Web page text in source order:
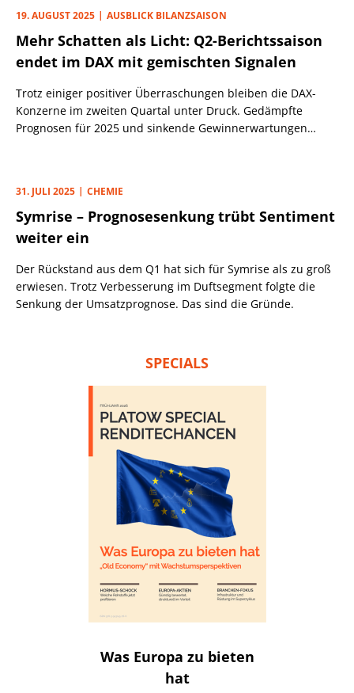
19. AUGUST 2025 AUSBLICK BILANZSAISON
Mehr Schatten als Licht: Q2-Berichtssaison
endet im DAX mit gemischten Signalen
Trotz einiger positiver Überraschungen bleiben die DAX-
Konzerne im zweiten Quartal unter Druck. Gedämpfte
Prognosen für 2025 und sinkende Gewinnerwartungen
31. JULI 2025 CHEMIE
Symrise – Prognosesenkung trübt Sentiment
weiter ein
Der Rückstand aus dem Q1 hat sich für Symrise als zu groß
erwiesen. Trotz Verbesserung im Duftsegment folgte die
Senkung der Umsatzprognose. Das sind die Gründe.
SPECIALS
Was Europa zu bieten
hat